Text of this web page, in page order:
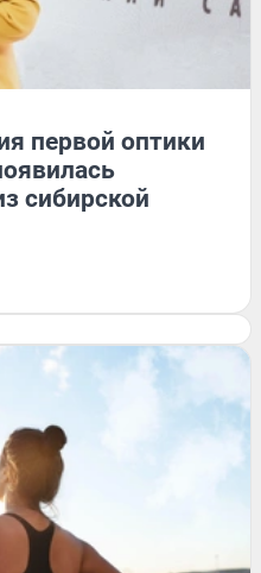
первой оптики
сибирской